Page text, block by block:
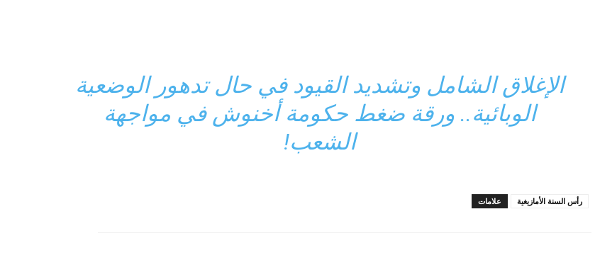
الإغلاق الشامل وتشديد القيود في حال تدهور الوضعية
الوبائية.. ورقة ضغط حكومة أخنوش في مواجهة
الشعب!
علامات رأس السنة الأمازيغية